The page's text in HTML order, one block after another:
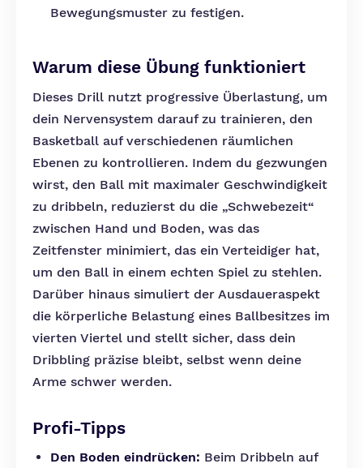
Bewegungsmuster zu festigen.
Warum diese Übung funktioniert
Dieses Drill nutzt progressive Überlastung, um
dein Nervensystem darauf zu trainieren, den
Basketball auf verschiedenen räumlichen
Ebenen zu kontrollieren. Indem du gezwungen
wirst, den Ball mit maximaler Geschwindigkeit
zu dribbeln, reduzierst du die „Schwebezeit“
zwischen Hand und Boden, was das
Zeitfenster minimiert, das ein Verteidiger hat,
um den Ball in einem echten Spiel zu stehlen.
Darüber hinaus simuliert der Ausdaueraspekt
die körperliche Belastung eines Ballbesitzes im
vierten Viertel und stellt sicher, dass dein
Dribbling präzise bleibt, selbst wenn deine
Arme schwer werden.
Profi-Tipps
Den Boden eindrücken: Beim Dribbeln auf